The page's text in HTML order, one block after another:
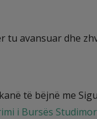
avansuar dhe
të bëjnë me
i Bursës